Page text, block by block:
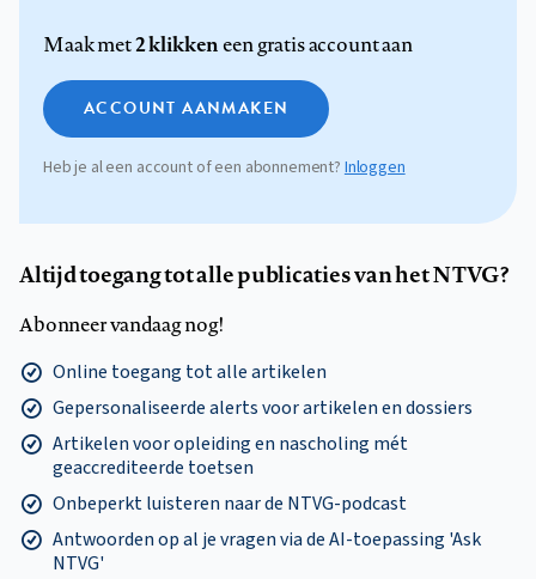
Maak met2 klikkeneen gratis account aan
ACCOUNT AANMAKEN
Heb je al een account of een abonnement?Inloggen
Altijd toegang tot alle publicaties van het NTVG?
Abonneer vandaag nog!
Online toegang tot alle artikelen
Gepersonaliseerde alerts voor artikelen en dossiers
Artikelen voor opleiding en nascholing mét
geaccrediteerde toetsen
Onbeperkt luisteren naar de NTVG-podcast
Antwoorden op al je vragen via de AI-toepassing 'Ask
NTVG'